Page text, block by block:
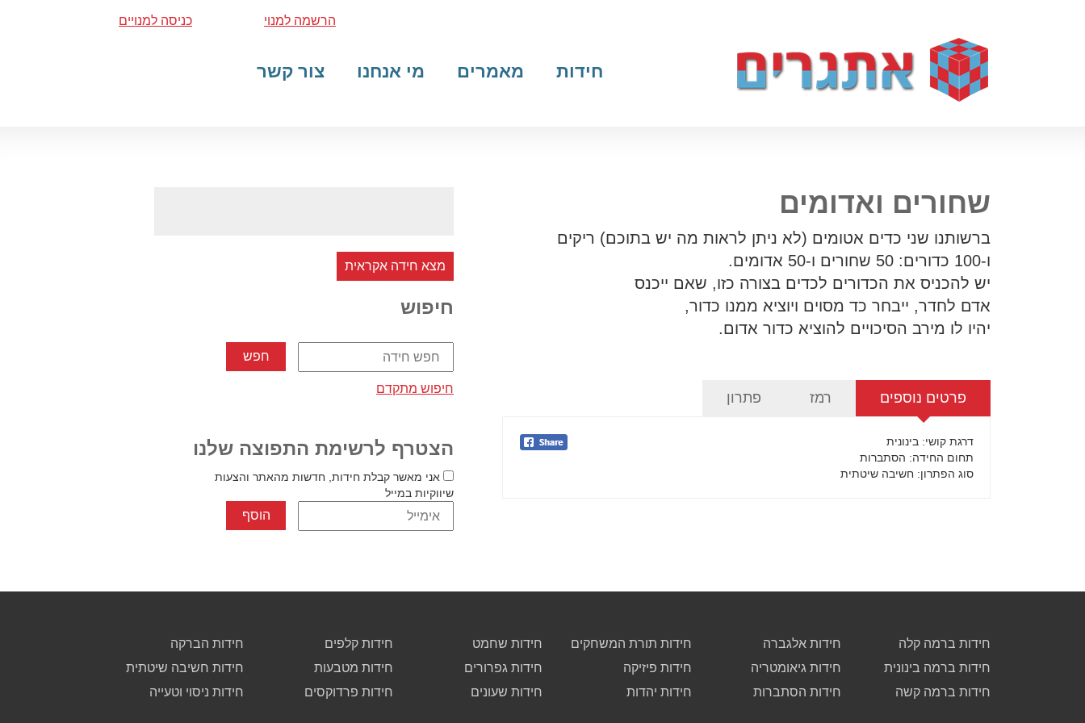
הרשמה למנוי כניסה למנויים
חידות מאמרים מי אנחנו צור קשר
שחורים ואדומים
ברשותנו שני כדים אטומים (לא ניתן לראות מה יש בתוכם) ריקים
ו-100 כדורים: 50 שחורים ו-50 אדומים.
יש להכניס את הכדורים לכדים בצורה כזו, שאם ייכנס
אדם לחדר, ייבחר כד מסוים ויוציא ממנו כדור,
יהיו לו מירב הסיכויים להוציא כדור אדום.
פרטים נוספים רמז פתרון
דרגת קושי: בינונית
תחום החידה: הסתברות
סוג הפתרון: חשיבה שיטתית
מצא חידה אקראית
חיפוש
חיפוש מתקדם
הצטרף לרשימת התפוצה שלנו
אני מאשר קבלת חידות, חדשות מהאתר והצעות
שיווקיות במייל
חידות ברמה קלה
חידות ברמה בינונית
חידות ברמה קשה
חידות אלגברה
חידות גיאומטריה
חידות הסתברות
חידות תורת המשחקים
חידות פיזיקה
חידות יהדות
חידות שחמט
חידות גפרורים
חידות שעונים
חידות קלפים
חידות מטבעות
חידות פרדוקסים
חידות הברקה
חידות חשיבה שיטתית
חידות ניסוי וטעייה